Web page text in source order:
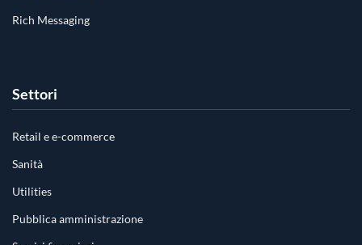
Rich Messaging
Settori
Retail e e-commerce
Sanità
Utilities
Pubblica amministrazione